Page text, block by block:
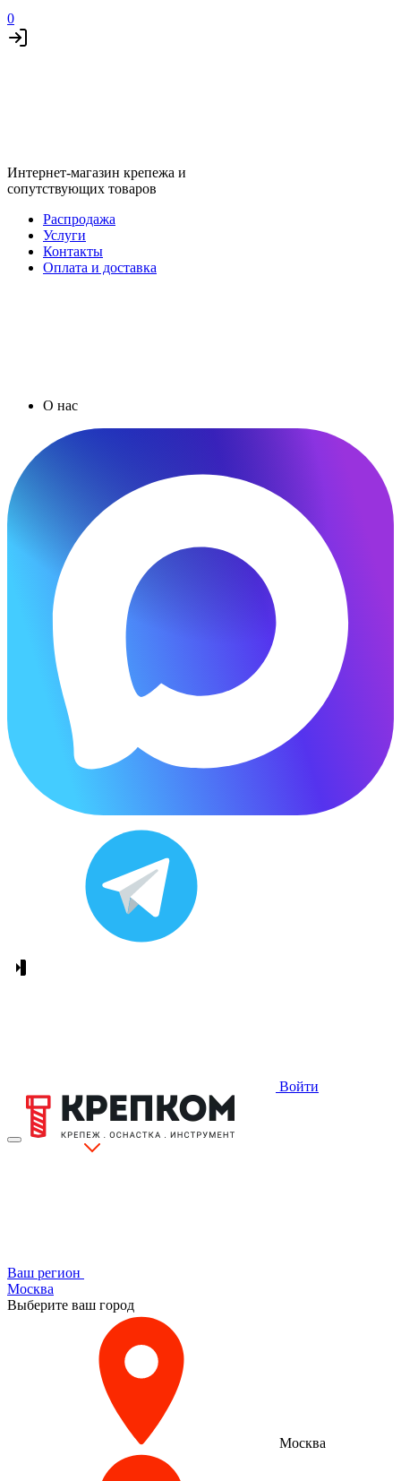
0
Интернет-магазин крепежа и
сопутствующих товаров
Распродажа
Услуги
Контакты
Оплата и доставка
О нас
Войти
Ваш регион
Москва
Выберите ваш город
Москва